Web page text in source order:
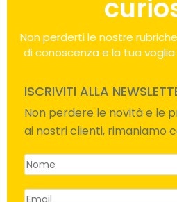
Non perderti le nostre
di conoscenza e la tua
ISCRIVITI ALLA
Non perdere le novità e le
ai nostri clienti, rimaniamo